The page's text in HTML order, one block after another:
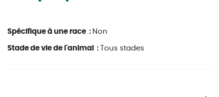
Spécifique à une race : Non
Stade de vie de l'animal : Tous stades